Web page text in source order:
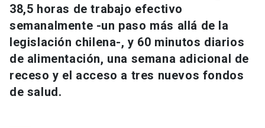
Estudiantes
Académicos
Personal
ACCESOS DIRECTOS
Admisión launch
Correo UC
38,5 horas de trabajo efectivo
semanalmente -un paso más allá de la
legislación chilena-, y 60 minutos diarios
de alimentación, una semana adicional de
receso y el acceso a tres nuevos fondos
de salud.